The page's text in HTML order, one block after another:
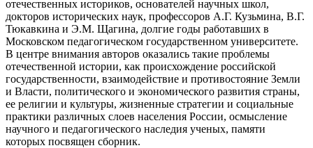
отечественных историков, основателей научных школ,
докторов исторических наук, профессоров А.Г. Кузьмина, В.Г.
Тюкавкина и Э.М. Щагина, долгие годы работавших в
Московском педагогическом государственном университете.
В центре внимания авторов оказались такие проблемы
отечественной истории, как происхождение российской
государственности, взаимодействие и противостояние Земли
и Власти, политического и экономического развития страны,
ее религии и культуры, жизненные стратегии и социальные
практики различных слоев населения России, осмысление
научного и педагогического наследия ученых, памяти
которых посвящен сборник.